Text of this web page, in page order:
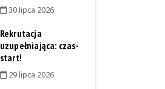
30 lipca 2026
Rekrutacja
uzupełniająca: czas-
start!
29 lipca 2026